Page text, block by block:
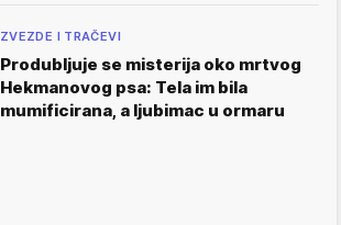
ZVEZDE I TRAČEVI
Produbljuje se misterija oko mrtvog
Hekmanovog psa: Tela im bila
mumificirana, a ljubimac u ormaru